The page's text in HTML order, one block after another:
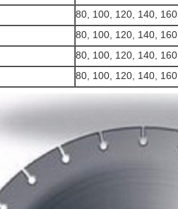
80, 100, 120, 140, 160
80, 100, 120, 140, 160
80, 100, 120, 140, 160
80, 100, 120, 140, 160